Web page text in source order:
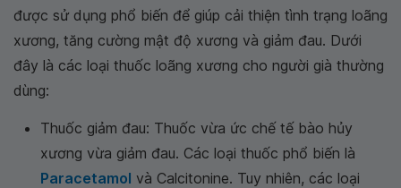
được sử dụng phổ biến để giúp cải thiện tình trạng loãng
xương, tăng cường mật độ xương và giảm đau. Dưới
đây là các loại thuốc loãng xương cho người già thường
dùng:
Thuốc giảm đau: Thuốc vừa ức chế tế bào hủy
xương vừa giảm đau. Các loại thuốc phổ biến là
Paracetamol và Calcitonine. Tuy nhiên, các loại